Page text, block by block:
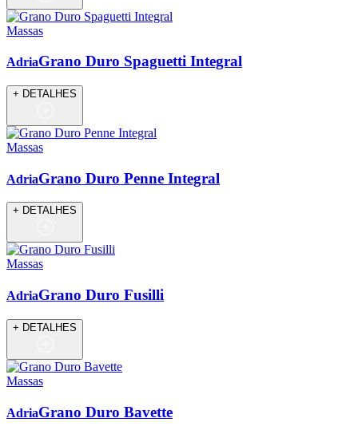
Massas
AdriaGrano Duro Spaguetti Integral
+ DETALHES
Massas
AdriaGrano Duro Penne Integral
+ DETALHES
Massas
AdriaGrano Duro Fusilli
+ DETALHES
Massas
AdriaGrano Duro Bavette